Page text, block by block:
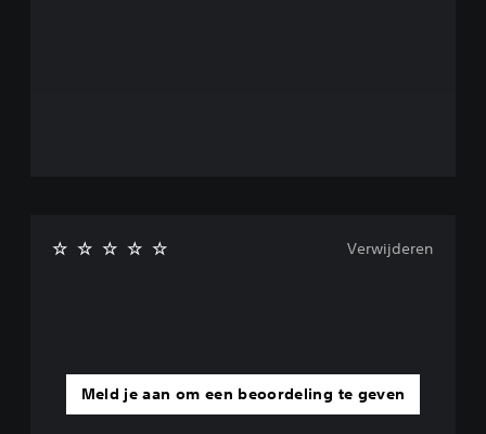
Meld je aan om een beoordeling te geven
Verwijderen